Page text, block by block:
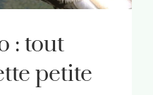
: tout
petite